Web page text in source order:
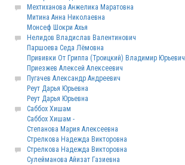
Мехтиханова Анжелика Маратовна
Митина Анна Николаевна
Монсеф Шокри Ахья
Нелидов Владислав Валентинович
Паршоева Седа Лёмовна
Прививки От Гриппа (Троицкий) Владимир Юрьевич
Приезжев Алексей Алексеевич
Пугачев Александр Андреевич
Реут Дарья Юрьевна
Реут Дарья Юрьевна
Саббох Хишам
Саббох Хишам -
Степанова Мария Алексеевна
Стрелкова Надежда Викторовна
Стрелкова Надежда Викторовна
Сулейманова Айизат Газиевна